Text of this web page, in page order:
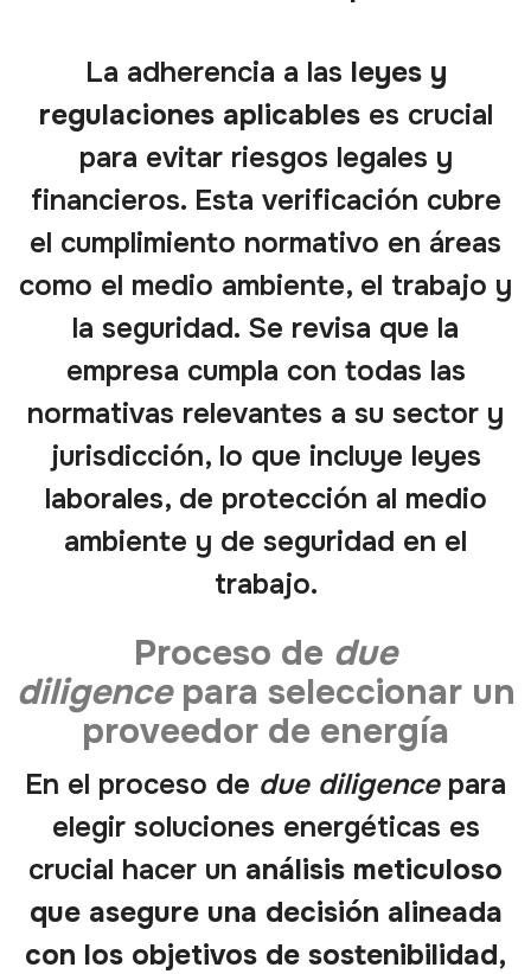
La adherencia a las leyes y
regulaciones aplicableses crucial
para evitar riesgos legales y
financieros. Esta verificación cubre
el cumplimiento normativo en áreas
como el medio ambiente, el trabajo y
la seguridad. Se revisa que la
empresa cumpla con todas las
normativas relevantes a su sector y
jurisdicción, lo que incluye leyes
laborales, de protección al medio
ambiente y de seguridad en el
trabajo.
Proceso de due
diligencepara seleccionar un
proveedor de energía
En el proceso de due diligencepara
elegir soluciones energéticas es
crucial hacer un análisis meticuloso
que asegure una decisión alineada
con los objetivos de sostenibilidad,